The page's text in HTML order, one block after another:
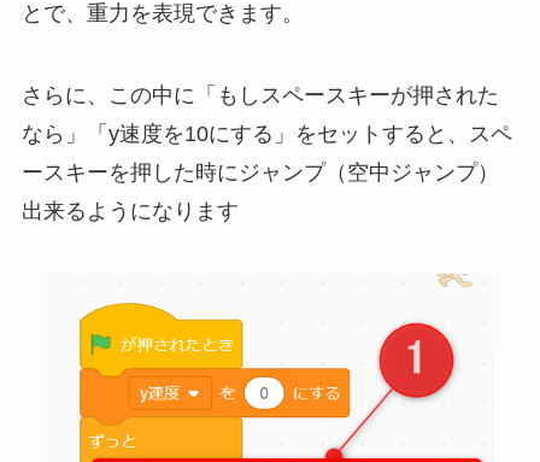
とで、重力を表現できます。
さらに、この中に「もしスペースキーが押された
なら」「y速度を10にする」をセットすると、スペ
ースキーを押した時にジャンプ（空中ジャンプ）
出来るようになります